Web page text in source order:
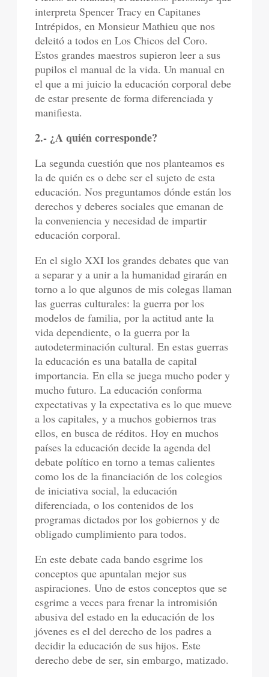
interpreta Spencer Tracy en Capitanes
Intrépidos, en Monsieur Mathieu que nos
deleitó a todos en Los Chicos del Coro.
Estos grandes maestros supieron leer a sus
pupilos el manual de la vida. Un manual en
el que a mi juicio la educación corporal debe
de estar presente de forma diferenciada y
manifiesta.
2.- ¿A quién corresponde?
La segunda cuestión que nos planteamos es
la de quién es o debe ser el sujeto de esta
educación. Nos preguntamos dónde están los
derechos y deberes sociales que emanan de
la conveniencia y necesidad de impartir
educación corporal.
En el siglo XXI los grandes debates que van
a separar y a unir a la humanidad girarán en
torno a lo que algunos de mis colegas llaman
las guerras culturales: la guerra por los
modelos de familia, por la actitud ante la
vida dependiente, o la guerra por la
autodeterminación cultural. En estas guerras
la educación es una batalla de capital
importancia. En ella se juega mucho poder y
mucho futuro. La educación conforma
expectativas y la expectativa es lo que mueve
a los capitales, y a muchos gobiernos tras
ellos, en busca de réditos. Hoy en muchos
países la educación decide la agenda del
debate político en torno a temas calientes
como los de la financiación de los colegios
de iniciativa social, la educación
diferenciada, o los contenidos de los
programas dictados por los gobiernos y de
obligado cumplimiento para todos.
En este debate cada bando esgrime los
conceptos que apuntalan mejor sus
aspiraciones. Uno de estos conceptos que se
esgrime a veces para frenar la intromisión
abusiva del estado en la educación de los
jóvenes es el del derecho de los padres a
decidir la educación de sus hijos. Este
derecho debe de ser, sin embargo, matizado.